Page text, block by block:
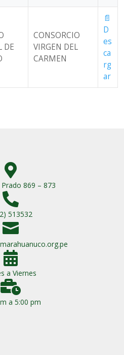
DE
CONSORCIO
VIRGEN DEL
CARMEN
📄
D
es
ca
rg
ar

Prado 869 – 873

513532


a Viernes

a 5:00 pm